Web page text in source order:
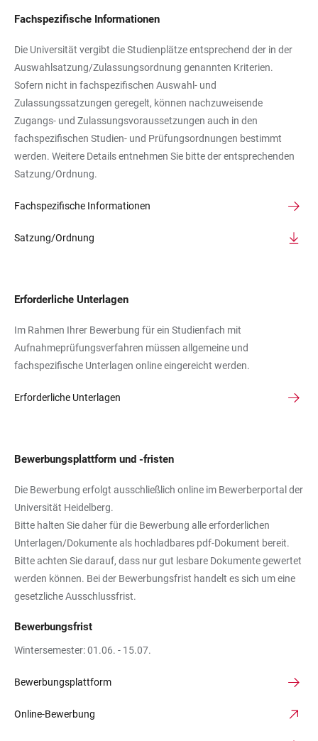
Fachspezifische Informationen
Die Universität vergibt die Studienplätze entsprechend der in der
Auswahlsatzung/Zulassungsordnung genannten Kriterien.
Sofern nicht in fachspezifischen Auswahl- und
Zulassungssatzungen geregelt, können nachzuweisende
Zugangs- und Zulassungsvoraussetzungen auch in den
fachspezifischen Studien- und Prüfungsordnungen bestimmt
werden. Weitere Details entnehmen Sie bitte der entsprechenden
Satzung/Ordnung.
Fachspezifische Informationen
Satzung/Ordnung
Erforderliche Unterlagen
Im Rahmen Ihrer Bewerbung für ein Studienfach mit
Aufnahmeprüfungsverfahren müssen allgemeine und
fachspezifische Unterlagen online eingereicht werden.
Erforderliche Unterlagen
Bewerbungsplattform und -fristen
Die Bewerbung erfolgt ausschließlich online im Bewerberportal der
Universität Heidelberg.
Bitte halten Sie daher für die Bewerbung alle erforderlichen
Unterlagen/Dokumente als hochladbares pdf-Dokument bereit.
Bitte achten Sie darauf, dass nur gut lesbare Dokumente gewertet
werden können. Bei der Bewerbungsfrist handelt es sich um eine
gesetzliche Ausschlussfrist.
Bewerbungsfrist
Wintersemester: 01.06. - 15.07.
Bewerbungsplattform
Online-Bewerbung